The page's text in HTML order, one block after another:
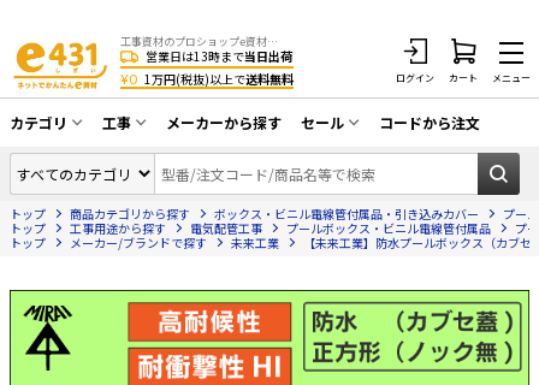
工事資材のプロショップe資材 CATV・アンテナ・防犯・光・LAN・電気・空調工事など
営業日は13時まで当日出荷
¥0 1万円(税抜)以上で送料無料 ログイン カート メニュー
カテゴリ
同軸ケーブル／テレビ用接栓／関連工具
アンテナ・取付金具・ブースター／CATV
部材類
防犯工事関連
HDMIケーブル・周辺機器／RCAケーブル
工事
CATV・アンテナ工事
光工事・FTTH工事
防犯カメラ工事
LAN配線工事
メーカーから探す セール
在庫一掃セール
コードから注文
トップ 商品カテゴリから探す ボックス・ビニル電線管付属品・引き込みカバー
プー
トップ
工事用途から探す 電気配管工事 プールボックス・ビニル電線管付属品
プ
トップ
メーカー/ブランドで探す 未来工業 【未来工業】防水プールボックス（カブ